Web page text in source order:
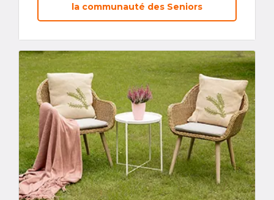
la communauté des Seniors